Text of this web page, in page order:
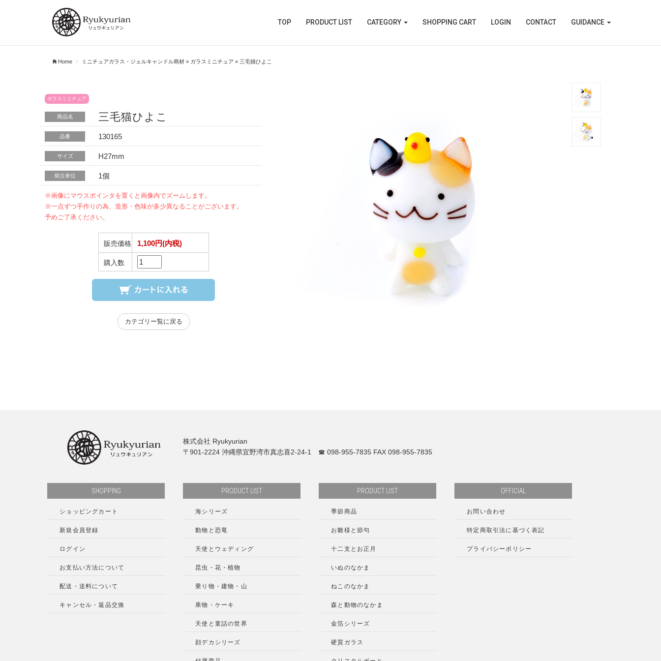
TOP PRODUCT LIST CATEGORY SHOPPING CART LOGIN CONTACT GUIDANCE
Home ミニチュアガラス・ジェルキャンドル商材 » ガラスミニチュア » 三毛猫ひよこ
ガラスミニチュア
商品名 三毛猫ひよこ
品番 130165
サイズ H27mm
発注単位 1個
※画像にマウスポインタを置くと画像内でズームします。
※一点ずつ手作りの為、造形・色味が多少異なることがございます。
予めご了承ください。
販売価格 1,100円(内税)
購入数
カテゴリー覧に戻る
株式会社 Ryukyurian
〒901-2224 沖縄県宜野湾市真志喜2-24-1 ☎ 098-955-7835 FAX 098-955-7835
SHOPPING
ショッピングカート
新規会員登録
ログイン
お支払い方法について
配送・送料について
キャンセル・返品交換
PRODUCT LIST
海シリーズ
動物と恐竜
天使とウェディング
昆虫・花・植物
乗り物・建物・山
果物・ケーキ
天使と童話の世界
顔デカシリーズ
PRODUCT LIST
季節商品
お雛様と節句
十二支とお正月
いぬのなかま
ねこのなかま
森と動物のなかま
金箔シリーズ
硬質ガラス
OFFICIAL
お問い合わせ
特定商取引法に基づく表記
プライバシーポリシー